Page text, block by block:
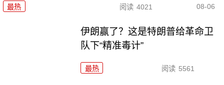
最热 阅读 4021 08-06
伊朗赢了？这是特朗普给革命卫
队下“精准毒计”
最热 阅读 5561